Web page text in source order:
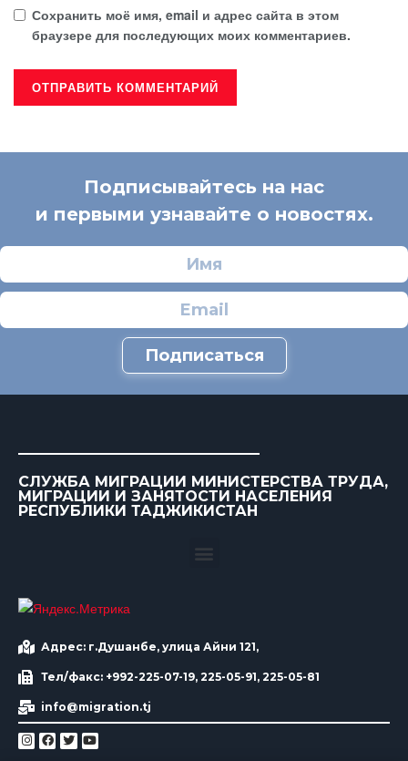
Сохранить моё имя, email и адрес сайта в этом
браузере для последующих моих комментариев.
Подписывайтесь на нас
и первыми узнавайте о новостях.
Подписаться
СЛУЖБА МИГРАЦИИ МИНИСТЕРСТВА ТРУДА,
МИГРАЦИИ И ЗАНЯТОСТИ НАСЕЛЕНИЯ
РЕСПУБЛИКИ ТАДЖИКИСТАН
Адрес: г.Душанбе, улица Айни 121,
Тел/факс: +992-225-07-19, 225-05-91, 225-05-81
info@migration.tj